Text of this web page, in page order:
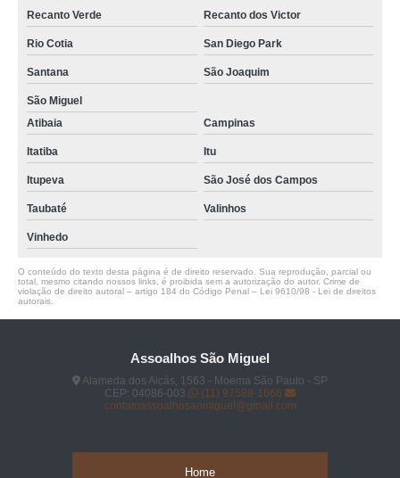
Recanto Verde Recanto dos Victor
Rio Cotia San Diego Park
Santana São Joaquim
São Miguel
Atibaia
Campinas
Itatiba Itu
Itupeva São José dos Campos
Taubaté Valinhos
Vinhedo
O conteúdo do texto desta página é de direito reservado. Sua reprodução, parcial ou
total, mesmo citando nossos links, é proibida sem a autorização do autor. Crime de
violação de direito autoral – artigo 184 do Código Penal – Lei 9610/98 - Lei de direitos
autorais
Assoalhos São Miguel
Alameda dos Aicás, 1563 - Moema São Paulo - SP
CEP: 04086-003
(11) 97589-1666
contatoassoalhosaomiguel@gmail.com
Home